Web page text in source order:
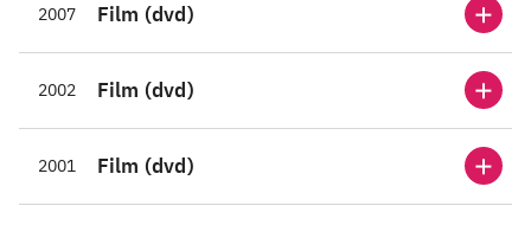
2007 Film (dvd)
2002 Film (dvd)
2001 Film (dvd)